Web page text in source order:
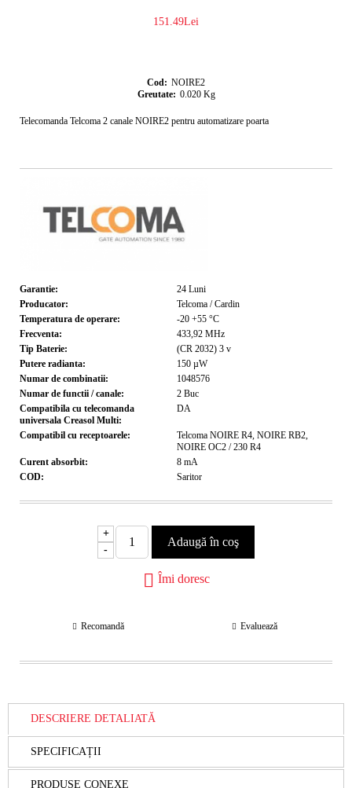
151.49Lei
Cod: NOIRE2
Greutate: 0.020 Kg
Telecomanda Telcoma 2 canale NOIRE2 pentru automatizare poarta
Garantie: 24 Luni
Producator:
Telcoma / Cardin
Temperatura de operare:
-20 +55 °C
Frecventa:
433,92 MHz
Tip Baterie:
(CR 2032) 3 v
Putere radianta:
150 µW
Numar de combinatii:
1048576
Numar de functii / canale:
2 Buc
Compatibila cu telecomanda
universala Creasol Multi:
DA
Compatibil cu receptoarele:
Telcoma NOIRE R4, NOIRE RB2,
NOIRE OC2 / 230 R4
Curent absorbit:
8 mA
COD:
Saritor
+
-
Îmi doresc
Recomandă Evaluează
DESCRIERE DETALIATĂ
SPECIFICAȚII
PRODUSE CONEXE